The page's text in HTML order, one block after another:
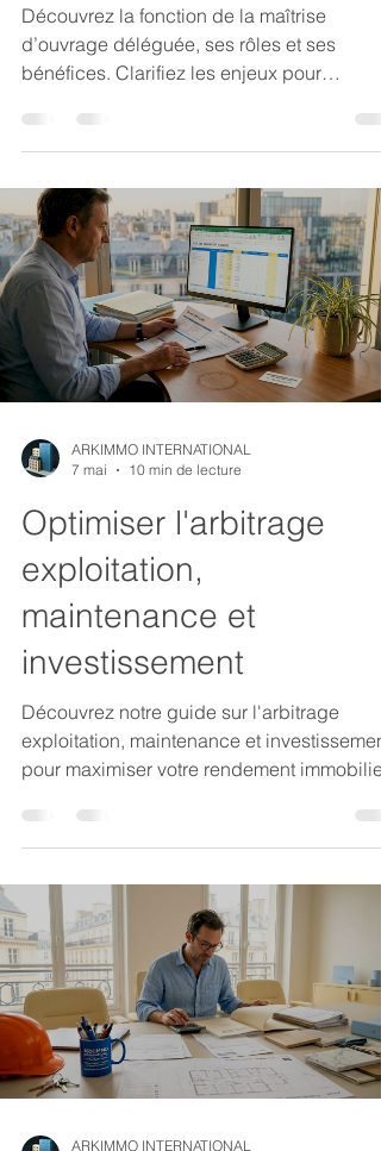
Découvrez la fonction de la maîtrise
d’ouvrage déléguée, ses rôles et ses
bénéfices. Clarifiez les enjeux pour
ARKIMMO INTERNATIONAL
7 mai
10 min de lecture
Optimiser l'arbitrage
exploitation,
maintenance et
investissement
Découvrez notre guide sur l'arbitrage
exploitation, maintenance et investissement
pour maximiser votre rendement immobilier.
ARKIMMO INTERNATIONAL